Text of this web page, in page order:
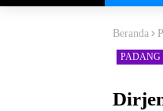
Beranda